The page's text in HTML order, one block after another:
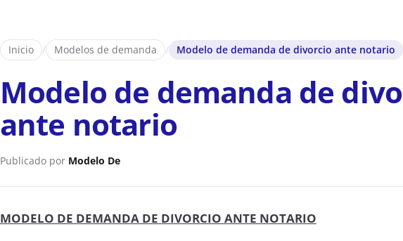
Inicio / Modelos de demanda / Modelo de demanda de divorcio ante notario
Modelo de demanda de
ante notario
Publicado por Modelo De
MODELO DE DEMANDA DE DIVORCIO ANTE NOTARIO